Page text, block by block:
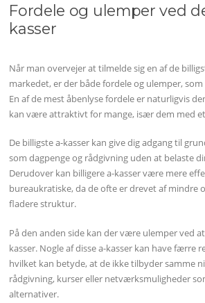
Fordele og ulemper ved
kasser
Når man overvejer at tilmelde sig en af de
markedet, er der både fordele og ulemper,
En af de mest åbenlyse fordele er naturligvis
kan være attraktivt for mange, især dem med
De billigste a-kasser kan give dig adgang til
som dagpenge og rådgivning uden at belaste
Derudover kan billigere a-kasser være mere
bureaukratiske, da de ofte er drevet af mindre
fladere struktur.
På den anden side kan der være ulemper ved
kasser. Nogle af disse a-kasser kan have færre
hvilket kan betyde, at de ikke tilbyder samme
rådgivning, kurser eller netværksmuligheder
alternativer.